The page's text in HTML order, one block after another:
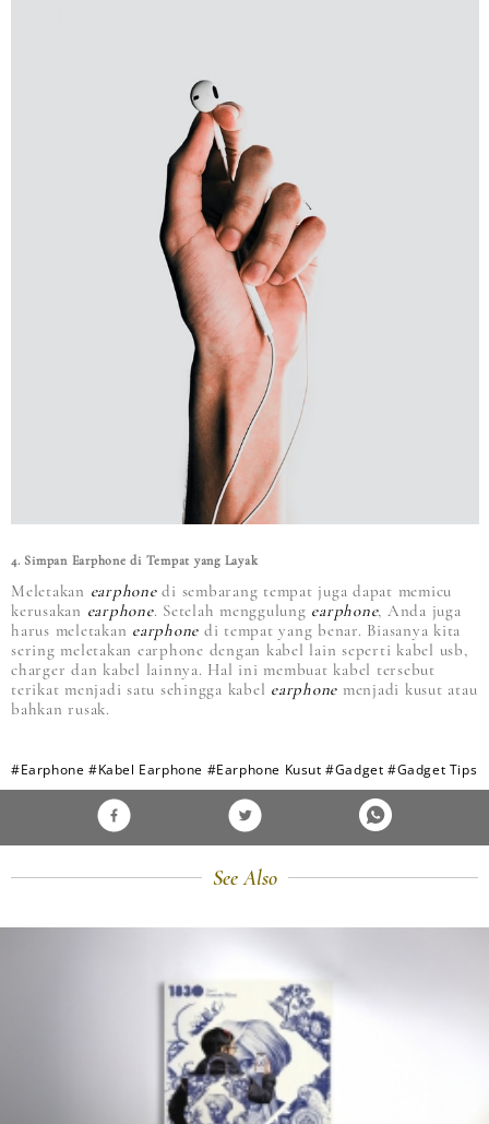
4. Simpan Earphone di Tempat yang Layak
Meletakan earphonedi sembarang tempat juga dapat memicu
kerusakan earphone. Setelah menggulung earphone, Anda juga
harus meletakan earphone di tempat yang benar. Biasanya kita
sering meletakan earphone dengan kabel lain seperti kabel usb,
charger dan kabel lainnya. Hal ini membuat kabel tersebut
terikat menjadi satu sehingga kabel earphone menjadi kusut atau
bahkan rusak.
#Earphone #Kabel Earphone #Earphone Kusut #Gadget #Gadget Tips
See Also